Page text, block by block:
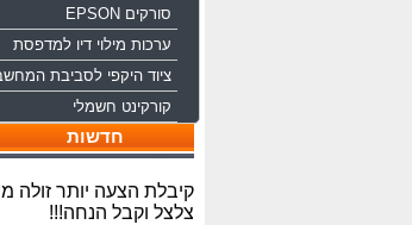
סורקים EPSON
ערכות מילוי דיו למדפסת
ציוד היקפי לסביבת
קורקינט חשמלי
חדשות
ברוכים הבאים לחברת
דיו משווקת טכנולוגיות דיו
מתקדמות לכל סוגי
צלצל וקבל הנחה!!!